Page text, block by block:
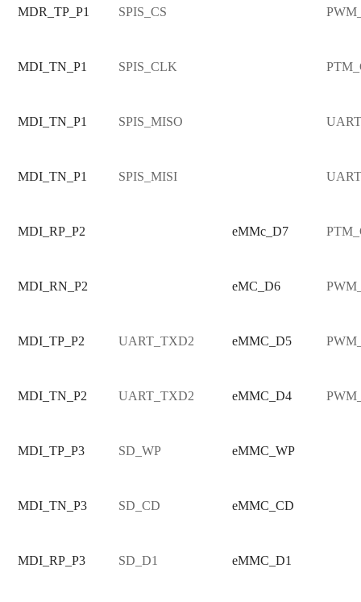
MDR_TP_P1 SPIS_CS
MDI_TN_P1 SPIS_CLK
MDI_TN_P1 SPIS_MISO
MDI_TN_P1 SPIS_MISI
MDI_RP_P2 eMMc_D7
MDI_RN_P2 eMC_D6
MDI_TP_P2 UART_TXD2 eMMC_D5
MDI_TN_P2 UART_TXD2 eMMC_D4
MDI_TP_P3 SD_WP eMMC_WP
MDI_TN_P3 SD_CD eMMC_CD
MDI_RP_P3 SD_D1 eMMC_D1